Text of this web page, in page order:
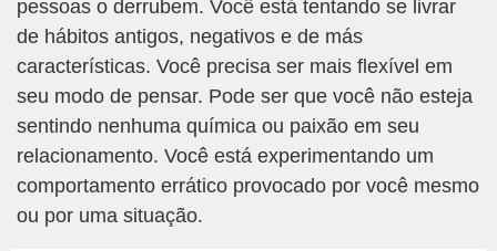
pessoas o derrubem. Você está tentando se livrar
de hábitos antigos, negativos e de más
características. Você precisa ser mais flexível em
seu modo de pensar. Pode ser que você não esteja
sentindo nenhuma química ou paixão em seu
relacionamento. Você está experimentando um
comportamento errático provocado por você mesmo
ou por uma situação.